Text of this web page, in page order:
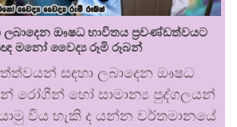
ලබාදෙන ඖෂධ භාවිතය ප්‍රචණ්ඩත්වයට
මනෝ වෛද්‍ය රූමි රූබන්
සඳහා ලබාදෙන ඖෂධ
රෝගීන් හෝ සාමාන්‍ය පුද්ගලයන්
විය හැකි ද යන්න වර්තමානයේ